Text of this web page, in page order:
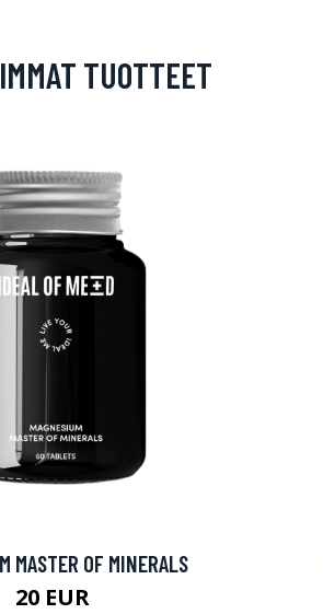
TUOTTEET
MASTER OF MINERALS
20 EUR